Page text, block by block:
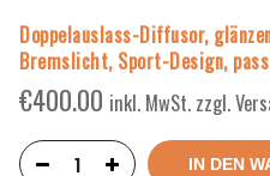
Doppelauslass-Diffusor,
Bremslicht, Sport-Design,
€400.00 inkl. MwSt. zzgl.
IN DEN